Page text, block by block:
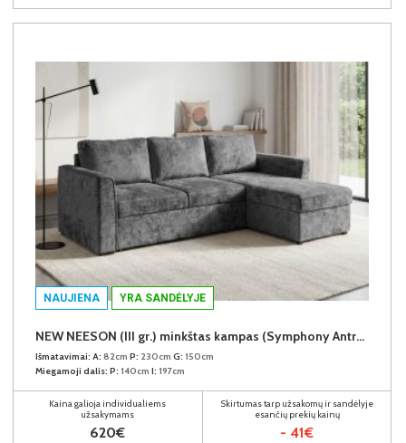
NAUJIENA YRA SANDĖLYJE
NEW NEESON (III gr.) minkštas kampas (Symphony Antracite-20)
Išmatavimai: A: 82cm P: 230cm G: 150cm
Miegamoji dalis: P: 140cm I: 197cm
Kaina galioja individualiems
užsakymams
620€
Skirtumas tarp užsakomų ir sandėlyje
esančių prekių kainų
- 41€